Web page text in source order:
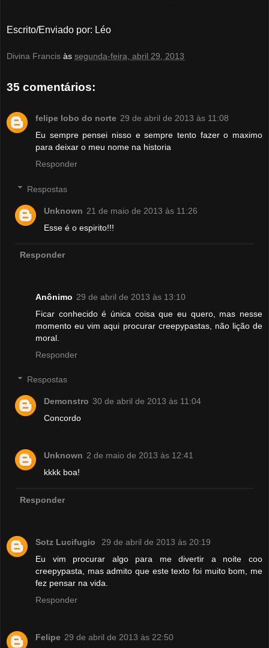
Escrito/Enviado por: Léo
Divina Francis às segunda-feira, abril 29, 2013
35 comentários:
felipe lobo do norte 29 de abril de 2013 às 11:08
Eu sempre pensei nisso e sempre tento fazer o maximo
para deixar o meu nome na historia
Responder
Respostas
Unknown 21 de maio de 2013 às 11:26
Esse é o espirito!!!
Responder
Anônimo 29 de abril de 2013 às 13:10
Ficar conhecido é única coisa que eu quero, mas nesse
momento eu vim aqui procurar creepypastas, não lição de
moral.
Responder
Respostas
Demonstro 30 de abril de 2013 às 11:04
Concordo
Unknown 2 de maio de 2013 às 12:41
kkkk boa!
Responder
Sotz Lucifugio
29 de abril de 2013 às 20:19
Eu vim procurar algo para me divertir a noite coo
creepypasta, mas admito que este texto foi muito bom, me
fez pensar na vida.
Responder
Felipe 29 de abril de 2013 às 22:50